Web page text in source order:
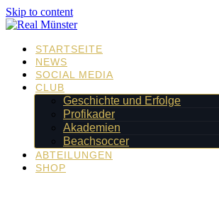
Skip to content
STARTSEITE
NEWS
SOCIAL MEDIA
CLUB
Geschichte und Erfolge
Profikader
Akademien
Beachsoccer
ABTEILUNGEN
SHOP